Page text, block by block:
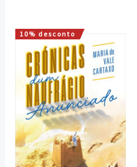
10% desconto
O
preço
original
era:
15,00 €.
O
preço
atual
é:
13,50 €.